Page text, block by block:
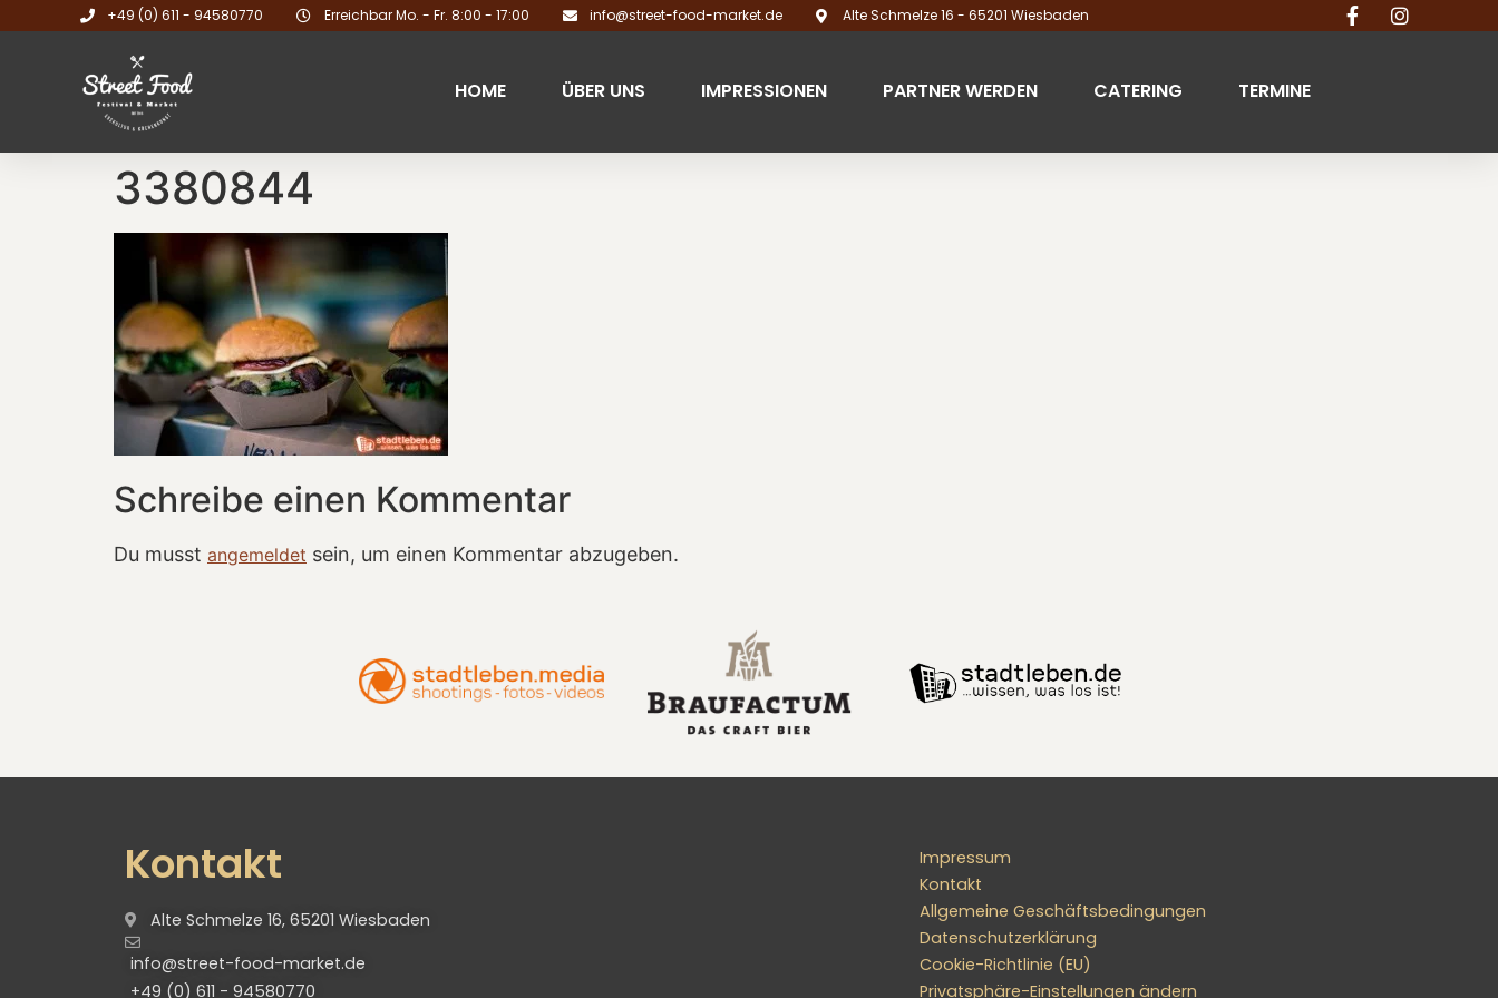
+49 (0) 611 - 94580770 Erreichbar Mo. - Fr. 8:00 - 17:00 info@street-food-market.de Alte Schmelze 16 - 65201 Wiesbaden
HOME ÜBER UNS IMPRESSIONEN PARTNER WERDEN CATERING TERMINE
3380844
Schreibe einen Kommentar
Du musst angemeldet sein, um einen Kommentar abzugeben.
Kontakt
Alte Schmelze 16, 65201 Wiesbaden
info@street-food-market.de
+49 (0) 611 - 94580770
Impressum
Kontakt
Allgemeine Geschäftsbedingungen
Datenschutzerklärung
Cookie-Richtlinie (EU)
Privatsphäre-Einstellungen ändern